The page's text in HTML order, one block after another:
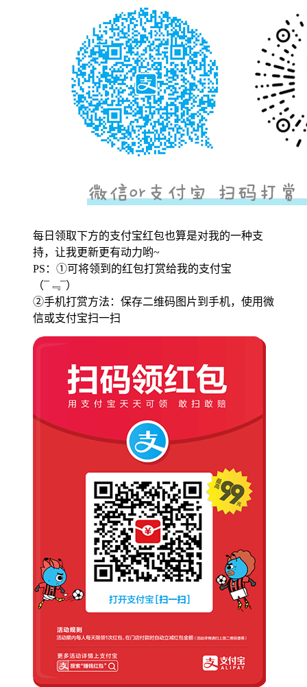
每日领取下方的支付宝红包也算是对我的一种支
持，让我更新更有动力哟~
PS：①可将领到的红包打赏给我的支付宝
（¯﹃¯）
②手机打赏方法：保存二维码图片到手机，使用微
信或支付宝扫一扫